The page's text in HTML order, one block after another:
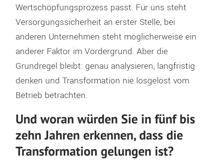
Wertschöpfungsprozess passt. Für uns steht
Versorgungssicherheit an erster Stelle, bei
anderen Unternehmen steht möglicherweise ein
anderer Faktor im Vordergrund. Aber die
Grundregel bleibt: genau analysieren, langfristig
denken und Transformation nie losgelöst vom
Betrieb betrachten.
Und woran würden Sie in fünf bis
zehn Jahren erkennen, dass die
Transformation gelungen ist?